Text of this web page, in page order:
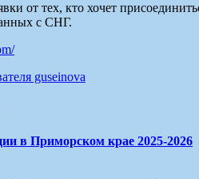
от тех, кто хочет
с СНГ.
guseinova
в Приморском крае 2025-2026